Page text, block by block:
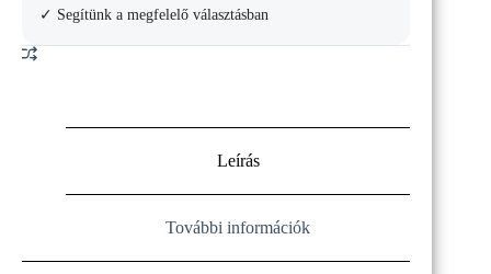
✓ Segítünk a megfelelő választásban
Leírás
További információk